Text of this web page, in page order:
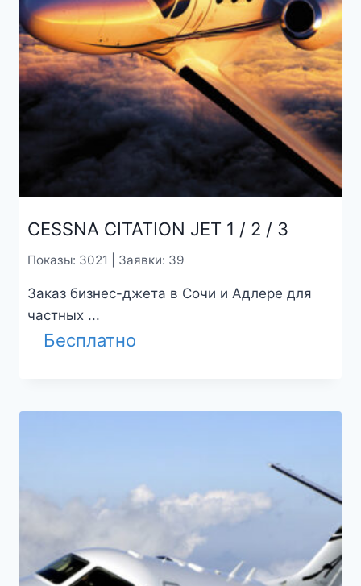
CESSNA CITATION JET 1 / 2 / 3
Показы: 3021 | Заявки: 39
Заказ бизнес-джета в Сочи и Адлере для
частных ...
Бесплатно